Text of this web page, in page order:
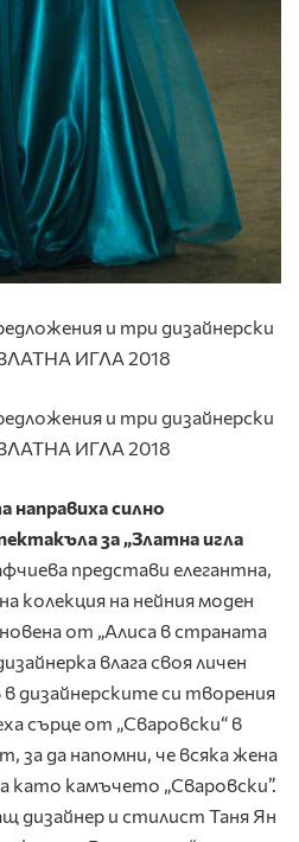
направиха силно
за „Златна игла
представи елегантна,
колекция на нейния моден
от „Алиса в страната
влага своя личен
дизайнерските си творения
сърце от „Сваровски“ в
за да напомни, че всяка жена
като камъчето „Сваровски”.
дизайнер и стилист Таня Ян